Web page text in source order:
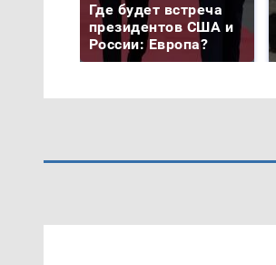
Где будет встреча
президентов США и
России: Европа?